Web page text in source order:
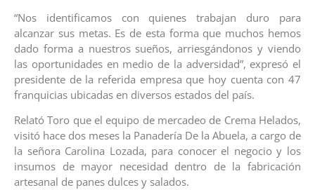
“Nos identificamos con quienes trabajan duro para
alcanzar sus metas. Es de esta forma que muchos hemos
dado forma a nuestros sueños, arriesgándonos y viendo
las oportunidades en medio de la adversidad”, expresó el
presidente de la referida empresa que hoy cuenta con 47
franquicias ubicadas en diversos estados del país.
Relató Toro que el equipo de mercadeo de Crema Helados,
visitó hace dos meses la Panadería De la Abuela, a cargo de
la señora Carolina Lozada, para conocer el negocio y los
insumos de mayor necesidad dentro de la fabricación
artesanal de panes dulces y salados.